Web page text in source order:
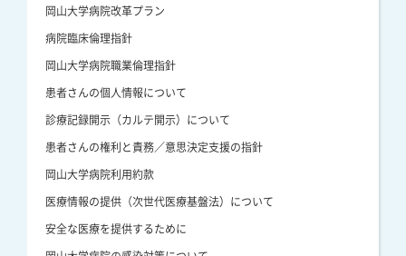
岡山大学病院改革プラン
病院臨床倫理指針
岡山大学病院職業倫理指針
患者さんの個人情報について
診療記録開示（カルテ開示）について
患者さんの権利と責務／意思決定支援の指針
岡山大学病院利用約款
医療情報の提供（次世代医療基盤法）について
安全な医療を提供するために